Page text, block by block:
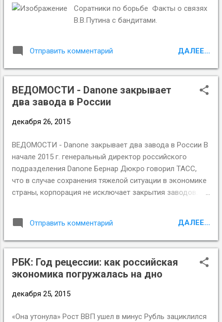
Соратники по борьбе Факты о связях
В.В.Путина с бандитами.
Отправить комментарий ДАЛЕЕ...
ВЕДОМОСТИ - Danone закрывает
два завода в России
декабря 26, 2015
ВЕДОМОСТИ - Danone закрывает два завода в России В
начале 2015 г. генеральный директор российского
подразделения Danone Бернар Дюкро говорил ТАСС,
что в случае сохранения тяжелой ситуации в экономике
страны, корпорация не исключает закрытия заводов.
она может стать очень сложной», – говорил Дюкро.
Правда, он заверял, что ТНК точно не закроет
долгосрочной перспективе это решение может быть
пересмотрено.
Отправить комментарий ДАЛЕЕ...
РБК: Год рецессии: как российская
экономика погружалась на дно
декабря 25, 2015
«Она утонула» Рост ВВП ушел в минус Рубль зациклился